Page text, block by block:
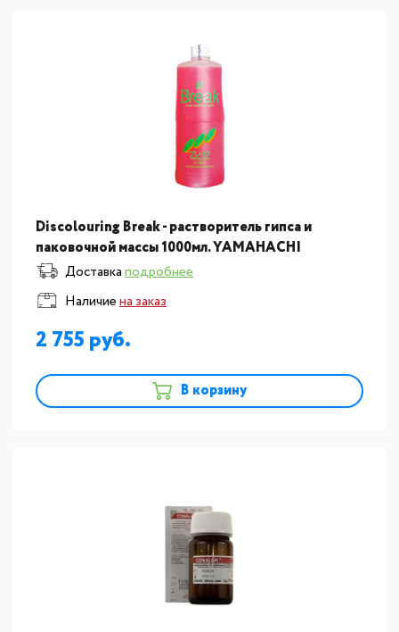
Discolouring Break - растворитель гипса и
паковочной массы 1000мл. YAMAHACHI
(Япония)STYDB
Доставкаподробнее
Наличиена заказ
2 755
В корзину